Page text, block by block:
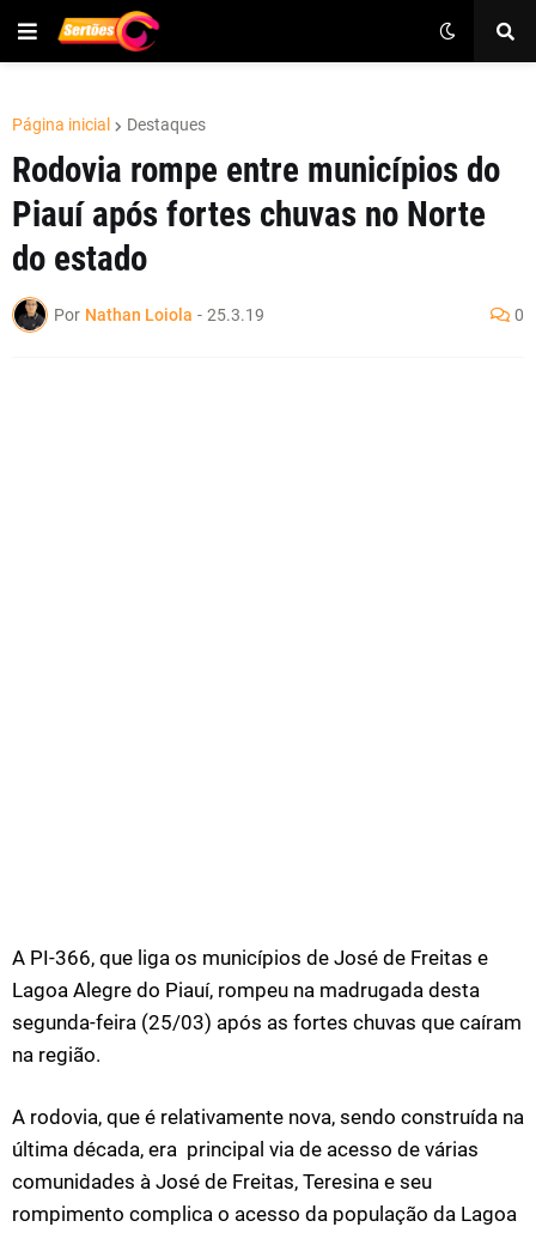
Página inicial Destaques
Rodovia rompe entre municípios do
Piauí após fortes chuvas no Norte
do estado
Por Nathan Loiola - 25.3.19 0
A PI-366, que liga os municípios de José de Freitas e
Lagoa Alegre do Piauí, rompeu na madrugada desta
segunda-feira (25/03) após as fortes chuvas que caíram
na região.
A rodovia, que é relativamente nova, sendo construída na
última década, era principal via de acesso de várias
comunidades à José de Freitas, Teresina e seu
rompimento complica o acesso da população da Lagoa